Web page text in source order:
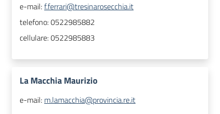
e-mail:f.ferrari@tresinarosecchia.it
telefono:0522985882
cellulare:0522985883
La Macchia Maurizio
e-mail: m.lamacchia@provincia.re.it